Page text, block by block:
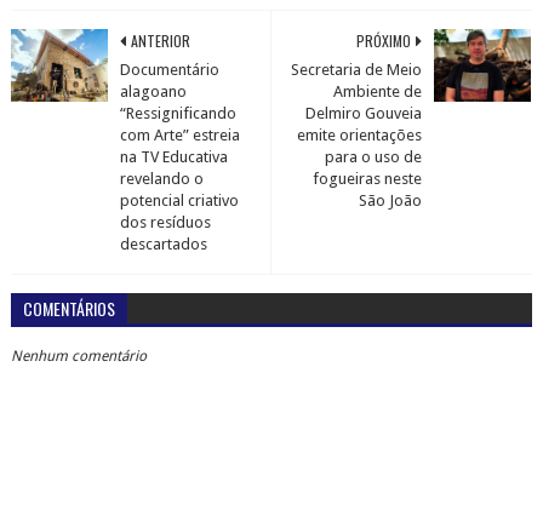
PRÓXIMO
Secretaria de Meio
Ambiente de
Delmiro Gouveia
emite orientações
para o uso de
fogueiras neste
São João
ANTERIOR
Documentário
alagoano
“Ressignificando
com Arte” estreia
na TV Educativa
revelando o
potencial criativo
dos resíduos
descartados
COMENTÁRIOS
Nenhum comentário